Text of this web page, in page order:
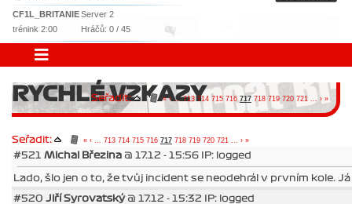
CF1L_BRITANIEServer 2
trénink 2:00
Hráčů: 0 / 45
RYCHLÉ VZKAZY
Seřadit: « ‹ ... 713 714 715 716 717 718 719 720 721 › »
Seřadit: « ‹ 713 714 715 716 717 718 719 720 721 › »
#521 Michal Březina @ 17.12 - 15:56 IP: logged
Lado, šlo jen o to, že tvůj incident se neodehrál v prvním kole.
#520 Jiří Syrovatský@ 17.12 - 15:32 IP: logged